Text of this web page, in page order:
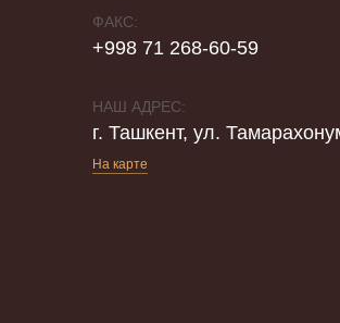
ФАКС:
+998 71 268-60-59
НАШ АДРЕС:
г. Ташкент, ул.
На карте